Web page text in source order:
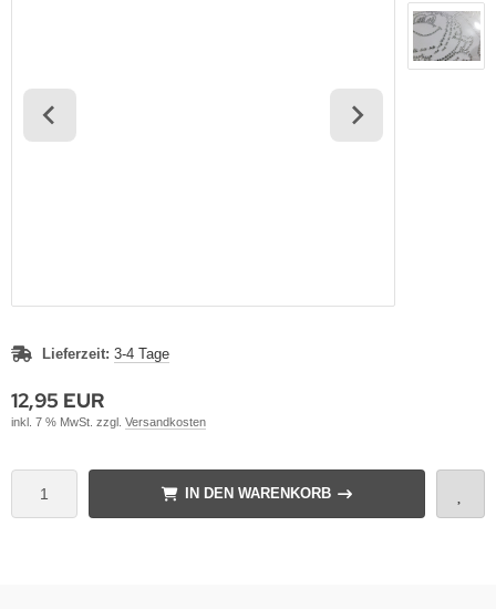
Lieferzeit: 3-4 Tage
12,95 EUR
inkl. 7 % MwSt. zzgl. Versandkosten
IN DEN WARENKORB